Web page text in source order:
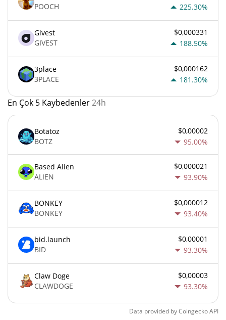
POOCH
225.30%
Givest
GIVEST
$0,000331
188.50%
3place
3PLACE
$0,000162
181.30%
En Çok 5 Kaybedenler24h
Botatoz
BOTZ
$0,00002
95.00%
Based Alien
ALIEN
$0,000021
93.90%
BONKEY
BONKEY
$0,000012
93.40%
bid.launch
BID
$0,00001
93.30%
Claw Doge
CLAWDOGE
$0,00003
93.30%
Data provided byCoingeckoAPI